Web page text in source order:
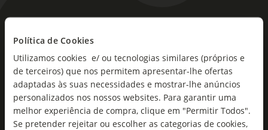
Política de Cookies
Utilizamos cookies e/ ou tecnologias similares (próprios e
de terceiros) que nos permitem apresentar-lhe ofertas
adaptadas às suas necessidades e mostrar-lhe anúncios
personalizados nos nossos websites. Para garantir uma
melhor experiência de compra, clique em "Permitir Todos".
Se pretender rejeitar ou escolher as categorias de cookies,
seu e-mail!
Subscreva e descubra campanhas exclusivas,
ofertas e novidades para si.
Insira o seu e-
mail
Subscrever